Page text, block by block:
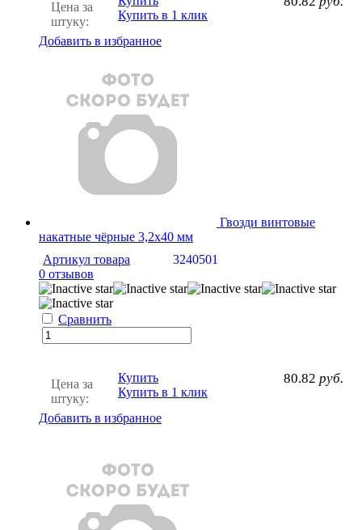
Цена за
штуку:
Купить в 1 клик
Добавить в избранное
Гвозди винтовые
накатные чёрные 3,2x40 мм
Артикул товара
3240501
0 отзывов
Сравнить
Цена за
штуку:
80.82 руб.
Купить
Купить в 1 клик
Добавить в избранное